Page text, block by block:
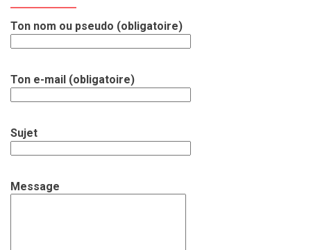
Ton nom ou pseudo (obligatoire)
Ton e-mail (obligatoire)
Sujet
Message